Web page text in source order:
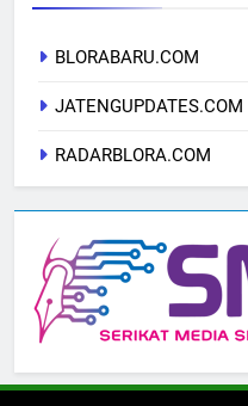
BLORABARU.COM
JATENGUPDATES.COM
RADARBLORA.COM